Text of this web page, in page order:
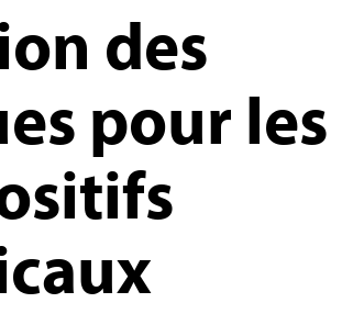
des
pour les